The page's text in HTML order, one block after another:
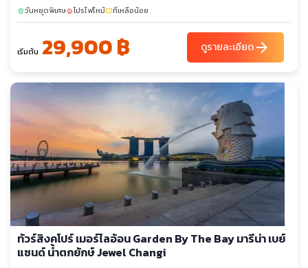
sunnyวันหยุดพิเศษlocal_fire_departmentโปรไฟไหม้confirmation_numberที่เหลือน้อย
เริ่มต้น 29,900 ฿ ดูรายละเอียดarrow_forward
ทัวร์สิงคโปร์ เมอร์ไลอ้อน Garden By The Bay มารีน่า เบย์
แซนด์ น้ำตกยักษ์ Jewel Changi